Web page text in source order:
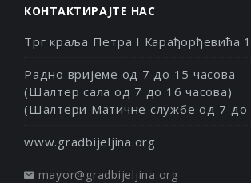
КОНТАКТИРАЈТЕ НАС
Трг краља Петра I Карађорђевића 1
Радно вријеме од 7 до 15 часова
(Шалтер сала од 7 до 16 часова)
(Шалтери Матичне службе од 7 до
www.gradbijeljina.org
mayor@gradbijeljina.org